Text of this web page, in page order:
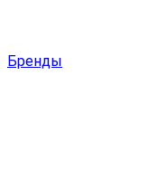
Бренды